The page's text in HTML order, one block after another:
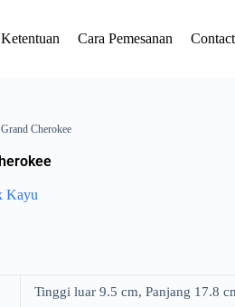
Cara Pemesanan
Cherokee
Kayu
Tinggi luar 9.5 cm, Panjang 17.8